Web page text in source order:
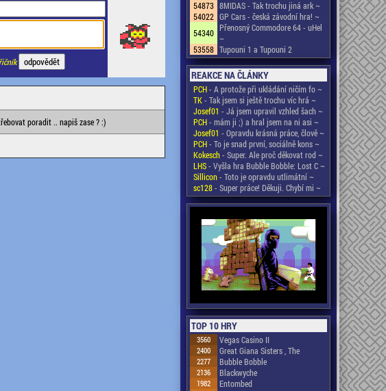
poradit .. napiš zase ? :)
54873 8MIDAS - Tak trochu jiná ark ~
54022 GP Cars - česká závodní hra! ~
54340 Přenosný Commodore 64 - uHel
~
53558 Tupouni 1 a Tupouni 2
REAKCE NA ČLÁNKY
PCH- A protože při ukládání ničím fo ~
TK- Tak jsem si ještě trochu víc hrá ~
Josef01 - Já jsem upravil vzhled šach ~
PCH- mám ji ;) a hral jsem na ni asi ~
Josef01 - Opravdu krásná práce, člově ~
PCH- To je snad první, sociálně kons ~
Kokesch- Super. Ale proč děkovat rod ~
LHS- Vyšla hra Bubble Bobble: Lost C ~
Sillicon- Toto je opravdu utlimátní ~
sc128- Super práce! Děkuji. Chybí mi ~
TOP 10 HRY
3560 Vegas Casino II
2400 Great Giana Sisters , The
2277 Bubble Bobble
2136 Blackwyche
1982 Entombed